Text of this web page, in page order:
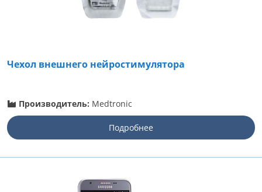
Чехол внешнего нейростимулятора
Производитель: Medtronic
Подробнее